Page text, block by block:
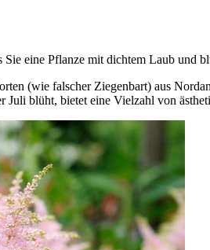
eine Pflanze mit dichtem Laub und
(wie falscher Ziegenbart) aus
blüht, bietet eine Vielzahl von